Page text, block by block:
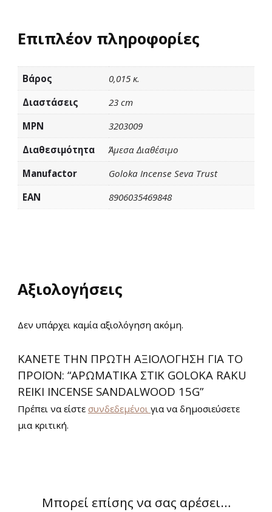
Επιπλέον πληροφορίες
Βάρος
0,015 κ.
Διαστάσεις
23 cm
MPN
3203009
Διαθεσιμότητα
Άμεσα Διαθέσιμο
Manufactor
Goloka Incense Seva Trust
EAN
8906035469848
Αξιολογήσεις
Δεν υπάρχει καμία αξιολόγηση ακόμη.
ΚΆΝΕΤΕ ΤΗΝ ΠΡΏΤΗ ΑΞΙΟΛΌΓΗΣΗ ΓΙΑ ΤΟ
ΠΡΟΪΌΝ: “ΑΡΩΜΑΤΙΚΆ ΣΤΙΚ GOLOKA RAKU
REIKI INCENSE SANDALWOOD 15G”
Πρέπει να είστε συνδεδεμένοι για να δημοσιεύσετε
μια κριτική.
Μπορεί επίσης να σας αρέσει…